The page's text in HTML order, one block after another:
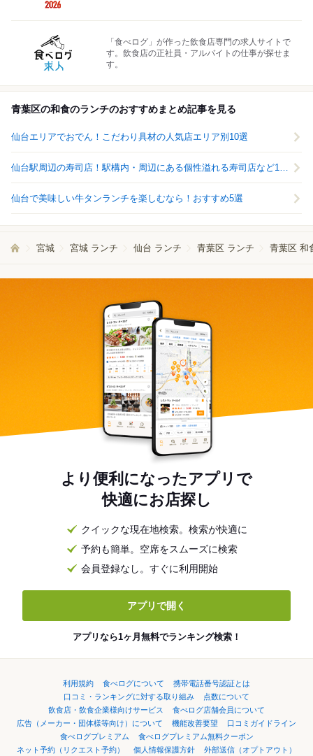
「食べログ」が作った飲食店専門の求人サイトで
す。飲食店の正社員・アルバイトの仕事が探せま
す。
青葉区の和食のランチのおすすめまとめ記事を見る
仙台エリアでおでん！こだわり具材の人気店エリア別10選
仙台駅周辺の寿司店！駅構内・周辺にある個性溢れる寿司店など10選
仙台で美味しい牛タンランチを楽しむなら！おすすめ5選
宮城 宮城 ランチ 仙台 ランチ 青葉区 ランチ 青葉区 和
より便利になったアプリで
快適にお店探し
クイックな現在地検索。検索が快適に
予約も簡単。空席をスムーズに検索
会員登録なし。すぐに利用開始
アプリで開く
アプリなら1ヶ月無料でランキング検索！
利用規約 食べログについて
携帯電話番号認証とは
口コミ・ランキングに対する取り組み
点数について
飲食店・飲食企業様向けサービス
食べログ店舗会員について
広告（メーカー・団体様等向け）について
機能改善要望
口コミガイドライン
食べログプレミアム
食べログプレミアム無料クーポン
ネット予約（リクエスト予約）
個人情報保護方針 外部送信（オプトアウト）